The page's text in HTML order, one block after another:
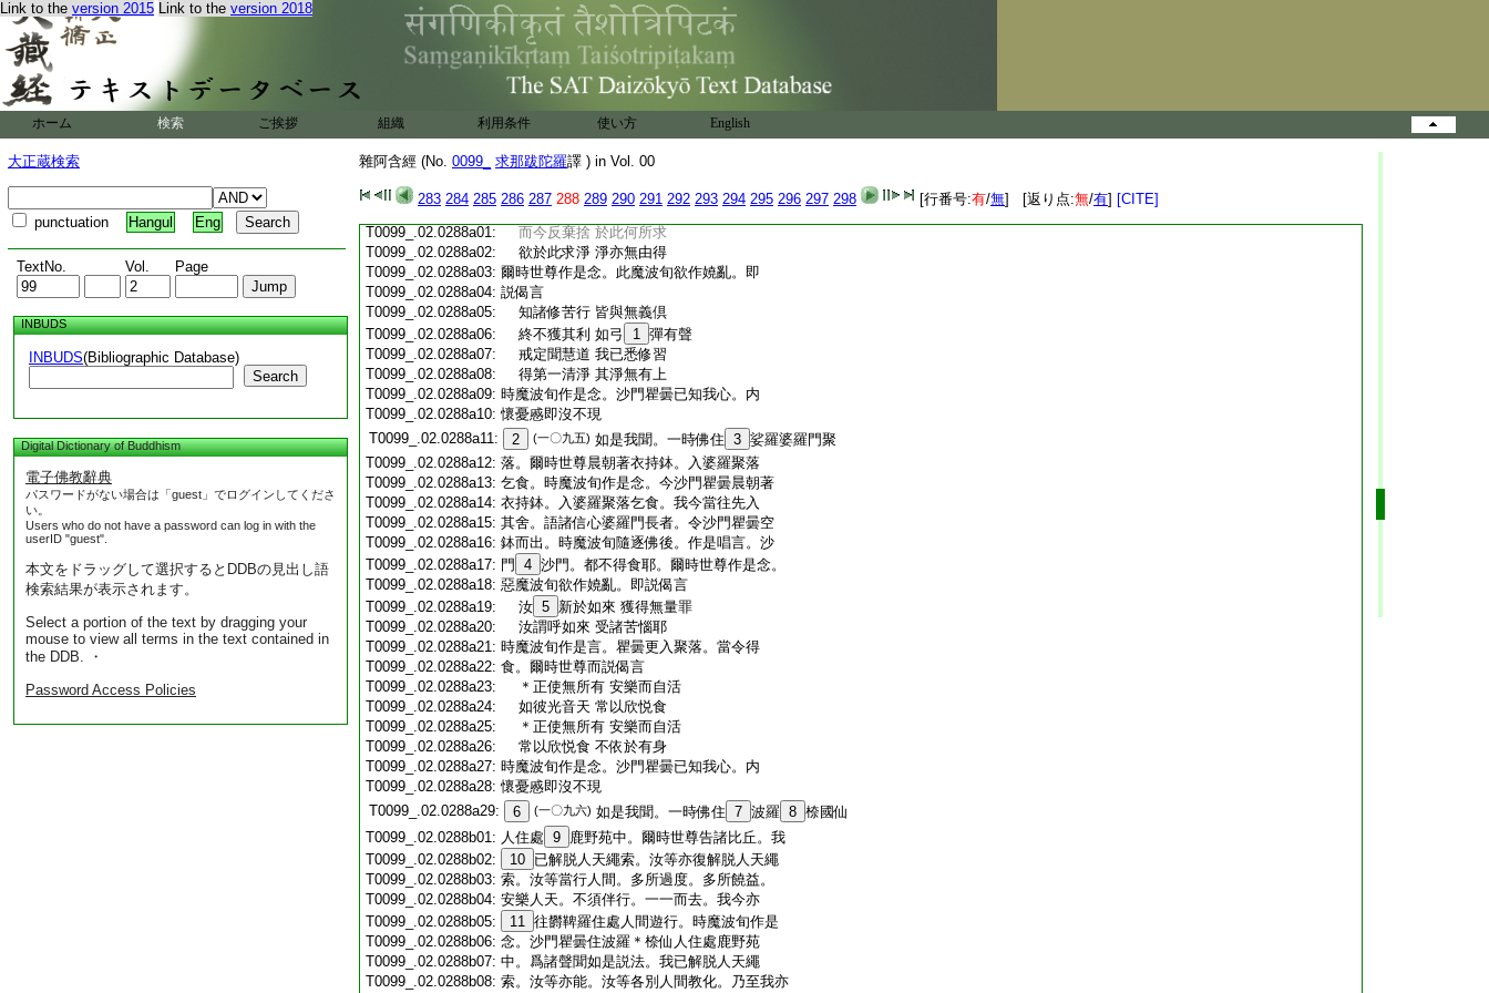
Link to the version 2015 Link to the version 2018
ホーム 検索 ご挨拶 組織 利用条件 使い方 English
大正蔵検索
punctuation Hangul Eng
TextNo. Vol. Page
INBUDS
INBUDS(Bibliographic Database)
Search
Digital Dictionary of Buddhism
電子佛教辭典
パスワードがない場合は「guest」でログインしてくださ
い。
Users who do not have a password can log in with the
userID "guest".
本文をドラッグして選択するとDDBの見出し語
検索結果が表示されます。
Select a portion of the text by dragging your
mouse to view all terms in the text contained in
the DDB. ・
Password Access Policies
雜阿含經 (No. 0099_ 求那跋陀羅譯 ) in Vol. 00
283 284 285 286 287 288 289 290 291 292 293 294 295 296 297 298 [行番号:有/無] [返り点:無/有] [CITE]
T0099_.02.0287c19:時魔波旬作是念。沙門瞿曇已知我心。内
T0099_.02.0287c20:懷憂慼即沒不現
T0099_.02.0287c21:
7 (一〇九四) 如是我聞。一時佛住欝鞞羅處尼連
T0099_.02.0287c22:
禪河側菩提樹下初成正覺。爾時世尊獨一
靜處。專心禪思作如是念。我今解脱苦行。
T0099_.02.0287c24:善哉。我今善解脱苦行。先修正願。今已果
T0099_.02.0287c25:得無上菩提。時魔波旬作是念。今沙門瞿曇
T0099_.02.0287c26: 住欝鞞羅處尼連禪河側菩提樹下。初成正
T0099_.02.0287c27:覺。我今當往爲作留難。即化作年少。住於
T0099_.02.0287c28: 佛前而説偈言
T0099_.02.0288a01:
而今反棄捨 於此何所求
T0099_.02.0288a02:
欲於此求淨 淨亦無由得
T0099_.02.0288a03: 爾時世尊作是念。此魔波旬欲作嬈亂。即
T0099_.02.0288a04: 説偈言
T0099_.02.0288a05:
知諸修苦行 皆與無義倶
T0099_.02.0288a06:
終不獲其利 如弓 1 彈有聲
T0099_.02.0288a07:
戒定聞慧道 我已悉修習
T0099_.02.0288a08:
得第一清淨 其淨無有上
T0099_.02.0288a09: 時魔波旬作是念。沙門瞿曇已知我心。内
T0099_.02.0288a10:懷憂慼即沒不現
T0099_.02.0288a11:
2 (一〇九五) 如是我聞。一時佛住 3 娑羅婆羅門聚
T0099_.02.0288a12: 落。爾時世尊晨朝著衣持鉢。入婆羅聚落
T0099_.02.0288a13: 乞食。時魔波旬作是念。今沙門瞿曇晨朝著
T0099_.02.0288a14: 衣持鉢。入婆羅聚落乞食。我今當往先入
T0099_.02.0288a15: 其舍。語諸信心婆羅門長者。令沙門瞿曇空
T0099_.02.0288a16: 鉢而出。時魔波旬隨逐佛後。作是唱言。沙
T0099_.02.0288a17: 門 4 沙門。都不得食耶。爾時世尊作是念。
T0099_.02.0288a18: 惡魔波旬欲作嬈亂。即説偈言
T0099_.02.0288a19:
汝 5 新於如來 獲得無量罪
T0099_.02.0288a20:
汝謂呼如來 受諸苦惱耶
T0099_.02.0288a21: 時魔波旬作是言。瞿曇更入聚落。當令得
T0099_.02.0288a22: 食。爾時世尊而説偈言
T0099_.02.0288a23:
＊正使無所有 安樂而自活
T0099_.02.0288a24:
如彼光音天 常以欣悦食
T0099_.02.0288a25:
＊正使無所有 安樂而自活
T0099_.02.0288a26:
常以欣悦食 不依於有身
T0099_.02.0288a27: 時魔波旬作是念。沙門瞿曇已知我心。内
T0099_.02.0288a28:懷憂慼即沒不現
T0099_.02.0288a29:
6 (一〇九六) 如是我聞。一時佛住 7 波羅 8 㮈國仙
T0099_.02.0288b01: 人住處 9 鹿野苑中。爾時世尊告諸比丘。我
T0099_.02.0288b02:
10 已解脱人天繩索。汝等亦復解脱人天繩
T0099_.02.0288b03: 索。汝等當行人間。多所過度。多所饒益。
T0099_.02.0288b04: 安樂人天。不須伴行。一一而去。我今亦
T0099_.02.0288b05:
11 往欝鞞羅住處人間遊行。時魔波旬作是
T0099_.02.0288b06: 念。沙門瞿曇住波羅＊㮈仙人住處鹿野苑
T0099_.02.0288b07: 中。爲諸聲聞如是説法。我已解脱人天繩
T0099_.02.0288b08: 索。汝等亦能。汝等各別人間教化。乃至我亦